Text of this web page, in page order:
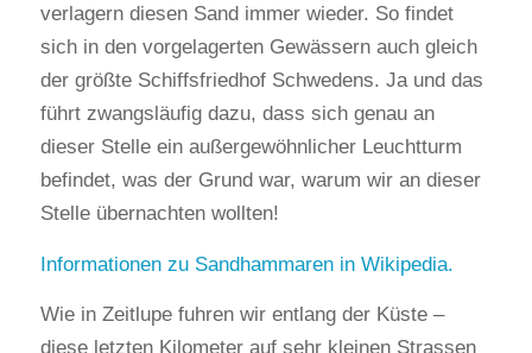
verlagern diesen Sand immer wieder. So findet
sich in den vorgelagerten Gewässern auch gleich
der größte Schiffsfriedhof Schwedens. Ja und das
führt zwangsläufig dazu, dass sich genau an
dieser Stelle ein außergewöhnlicher Leuchtturm
befindet, was der Grund war, warum wir an dieser
Stelle übernachten wollten!
Informationen zu Sandhammaren in Wikipedia.
Wie in Zeitlupe fuhren wir entlang der Küste –
diese letzten Kilometer auf sehr kleinen Strassen